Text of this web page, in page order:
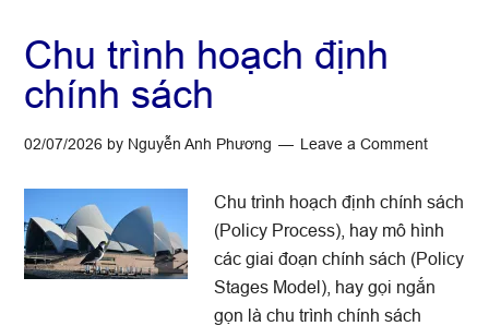
Chu trình hoạch định
chính sách
02/07/2026 by Nguyễn Anh Phương Leave a Comment
Chu trình hoạch định chính sách
(Policy Process), hay mô hình
các giai đoạn chính sách (Policy
Stages Model), hay gọi ngắn
gọn là chu trình chính sách